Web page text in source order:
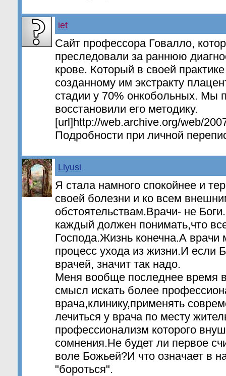
iet
Cайт профессора Говалло,
преследовали за раннюю
крове. Который в своей
созданному им экстракту
стадии у 70% онкобольных. Мы
восстановили его методику.
[url]http://web.archive.org/web/
Подробности при личной
Llyusi
Я стала намного спокойнее и
своей болезни и ко всем
обстоятельствам.Врачи- не
каждый должен понимать,что
Господа.Жизнь конечна.А врачи
процесс ухода из жизни.И если
врачей, значит так надо.
Меня вообще последнее время
смысл искать более
врача,клинику,применять
лечиться у врача по месту
профессионализм которого
сомнения.Не будет ли первое
воле Божьей?И что означает в
"бороться".